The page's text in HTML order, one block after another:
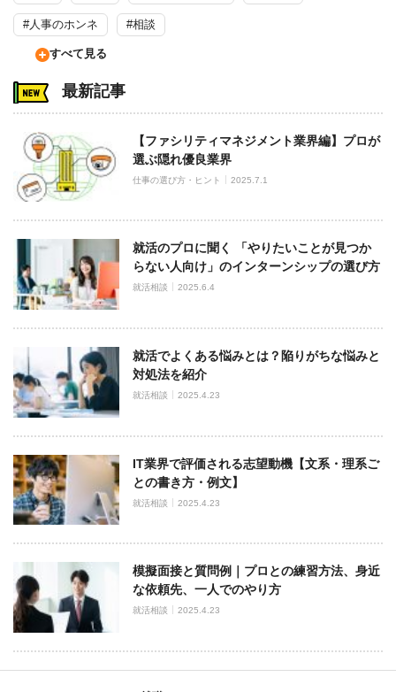
#人事のホンネ #相談
すべて見る
最新記事
【ファシリティマネジメント業界編】プロが
選ぶ隠れ優良業界
仕事の選び方・ヒント 2025.7.1
就活のプロに聞く 「やりたいことが見つか
らない人向け」のインターンシップの選び方
就活相談 2025.6.4
就活でよくある悩みとは？陥りがちな悩みと
対処法を紹介
就活相談 2025.4.23
IT業界で評価される志望動機【文系・理系ご
との書き方・例文】
就活相談 2025.4.23
模擬面接と質問例｜プロとの練習方法、身近
な依頼先、一人でのやり方
就活相談 2025.4.23